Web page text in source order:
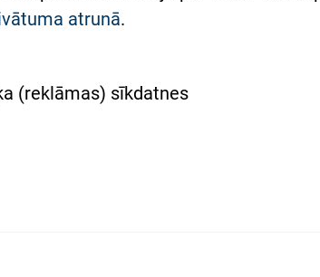
atrunā.
(reklāmas) sīkdatnes